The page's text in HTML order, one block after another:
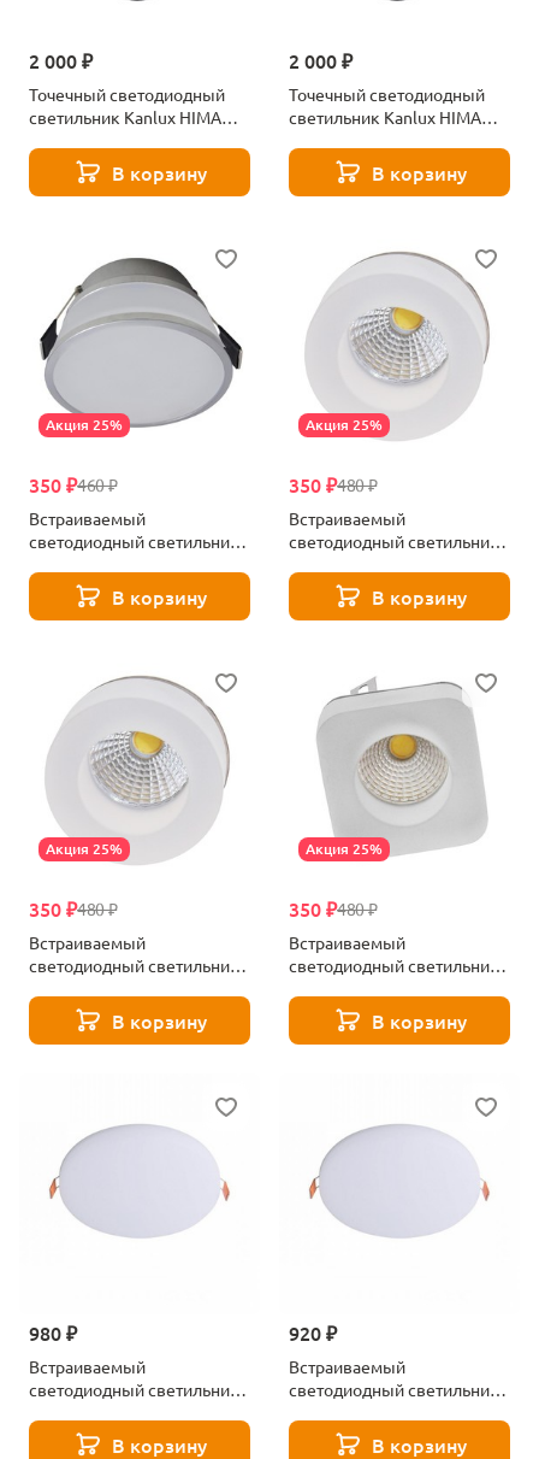
2 000 ₽
Точечный светодиодный
светильник Kanlux HIMA
В корзину
2 000 ₽
Точечный светодиодный
светильник Kanlux HIMA
В корзину
Акция 25%
460 ₽
350 ₽
Встраиваемый
светодиодный светильник
В корзину
Акция 25%
480 ₽
350 ₽
Встраиваемый
светодиодный светильник
В корзину
Акция 25%
480 ₽
350 ₽
Встраиваемый
светодиодный светильник
В корзину
Акция 25%
480 ₽
350 ₽
Встраиваемый
светодиодный светильник
APL.0104.19.05В корзину
980 ₽
Встраиваемый
светодиодный светильник
В корзину
920 ₽
Встраиваемый
светодиодный светильник
В корзину